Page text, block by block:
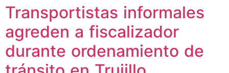
Transportistas informales
agreden a fiscalizador
durante ordenamiento de